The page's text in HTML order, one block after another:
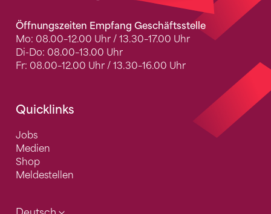
Öffnungszeiten Empfang Geschäftsstelle
Mo: 08.00–12.00 Uhr / 13.30–17.00 Uhr
Di-Do: 08.00–13.00 Uhr
Fr: 08.00–12.00 Uhr / 13.30–16.00 Uhr
Quicklinks
Jobs
Medien
Shop
Meldestellen